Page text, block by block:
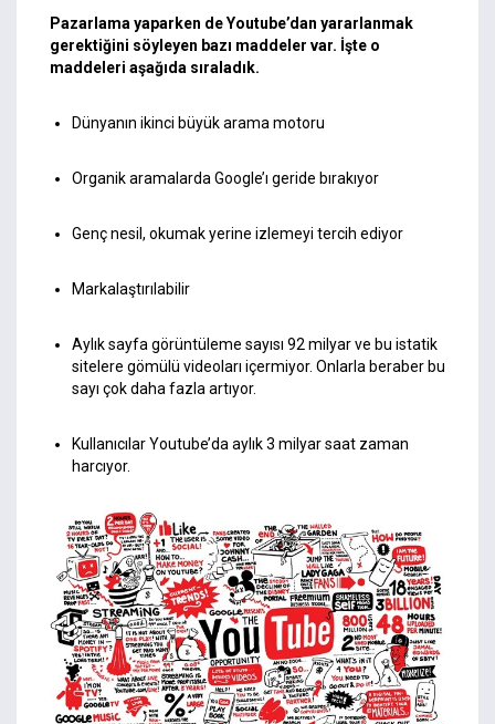
Pazarlama yaparken de Youtube’dan yararlanmak
gerektiğini söyleyen bazı maddeler var. İşte o
maddeleri aşağıda sıraladık.
Dünyanın ikinci büyük arama motoru
Organik aramalarda Google’ı geride bırakıyor
Genç nesil, okumak yerine izlemeyi tercih ediyor
Markalaştırılabilir
Aylık sayfa görüntüleme sayısı 92 milyar ve bu istatik
sitelere gömülü videoları içermiyor. Onlarla beraber bu
sayı çok daha fazla artıyor.
Kullanıcılar Youtube’da aylık 3 milyar saat zaman
harcıyor.